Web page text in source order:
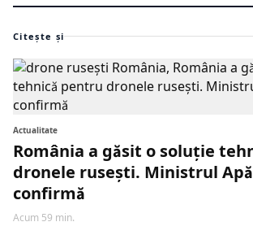
Citește și
Actualitate
România a găsit o soluție
dronele rusești. Ministrul
confirmă
Acum 59 min.